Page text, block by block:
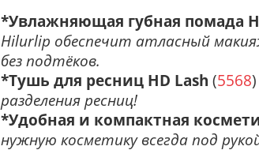
*Увлажняющая губная помада
Hilurlip обеспечит атласный
без подтёков.
*Тушь для ресниц HD Lash (5568
разделения ресниц!
*Удобная и компактная
нужную косметику всегда под